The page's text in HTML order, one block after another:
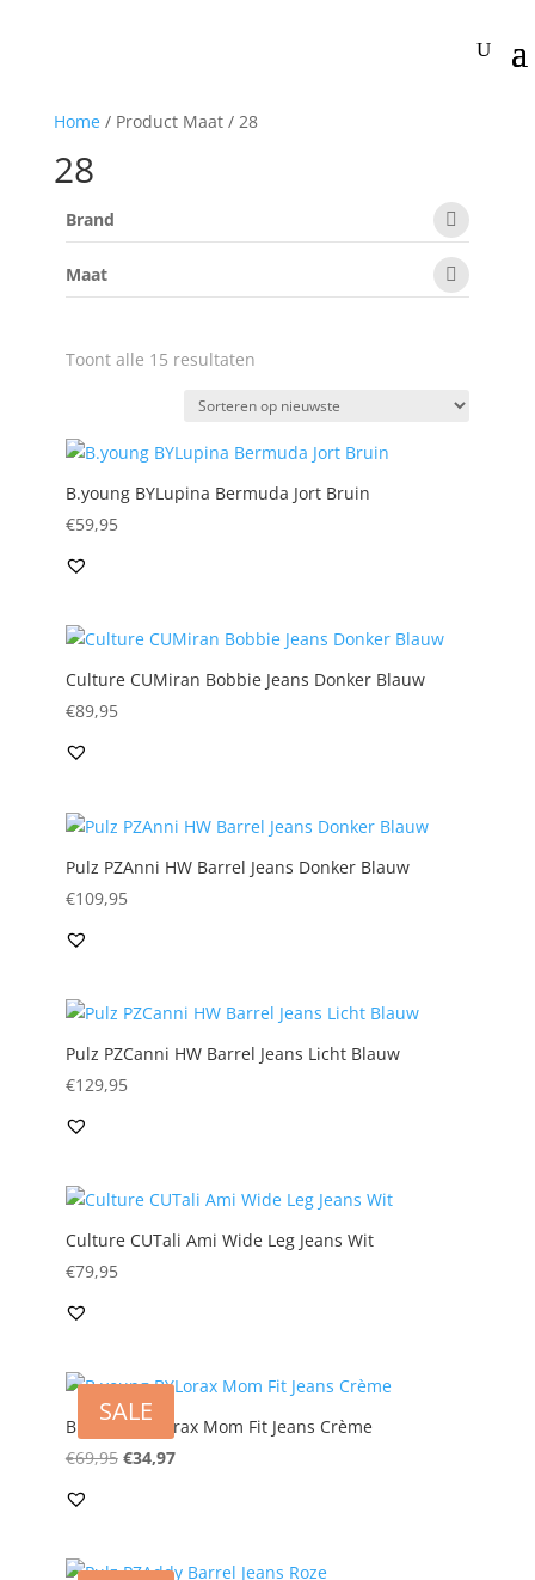
Home/ Product Maat / 28
28
Brand
Maat
Toont alle 15 resultatenGesorteerd
nieuwste
B.young BYLupina Bermuda Jort Bruin
€59,95
Culture CUMiran Bobbie Jeans Donker Blauw
€89,95
Pulz PZAnni HW Barrel Jeans Donker Blauw
€109,95
Pulz PZCanni HW Barrel Jeans Licht Blauw
€129,95
Culture CUTali Ami Wide Leg Jeans Wit
€79,95
SALE
B.young BYLorax Mom Fit Jeans Crème
€69,95 Oorspronkelijke
€34,97Huidige